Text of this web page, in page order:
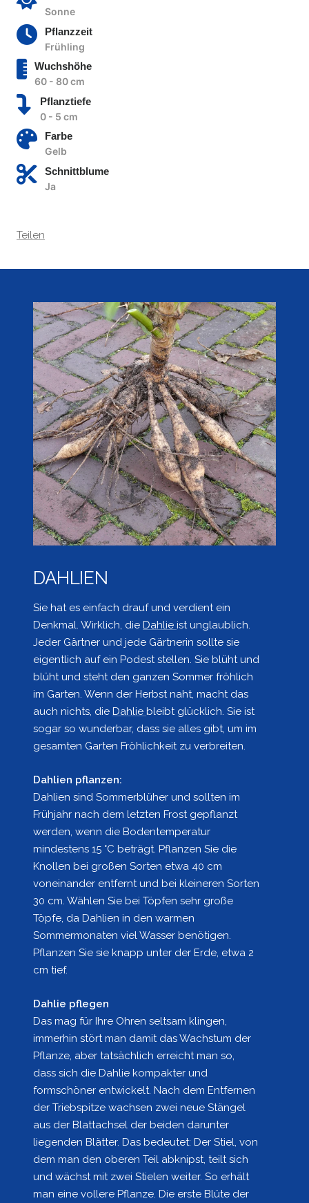
Sonne
Pflanzzeit
Frühling
Wuchshöhe
60 - 80 cm
Pflanztiefe
0 - 5 cm
Farbe
Gelb
Schnittblume
Ja
Teilen
DAHLIEN
Sie hat es einfach drauf und verdient ein
Denkmal. Wirklich, die Dahlie ist unglaublich.
Jeder Gärtner und jede Gärtnerin sollte sie
eigentlich auf ein Podest stellen. Sie blüht und
blüht und steht den ganzen Sommer fröhlich
im Garten. Wenn der Herbst naht, macht das
auch nichts, die Dahlie bleibt glücklich. Sie ist
sogar so wunderbar, dass sie alles gibt, um im
gesamten Garten Fröhlichkeit zu verbreiten.
Dahlien pflanzen:
Dahlien sind Sommerblüher und sollten im
Frühjahr nach dem letzten Frost gepflanzt
werden, wenn die Bodentemperatur
mindestens 15 °C beträgt. Pflanzen Sie die
Knollen bei großen Sorten etwa 40 cm
voneinander entfernt und bei kleineren Sorten
30 cm. Wählen Sie bei Töpfen sehr große
Töpfe, da Dahlien in den warmen
Sommermonaten viel Wasser benötigen.
Pflanzen Sie sie knapp unter der Erde, etwa 2
cm tief.
Dahlie pflegen
Das mag für Ihre Ohren seltsam klingen,
immerhin stört man damit das Wachstum der
Pflanze, aber tatsächlich erreicht man so,
dass sich die Dahlie kompakter und
formschöner entwickelt. Nach dem Entfernen
der Triebspitze wachsen zwei neue Stängel
aus der Blattachsel der beiden darunter
liegenden Blätter. Das bedeutet: Der Stiel, von
dem man den oberen Teil abknipst, teilt sich
und wächst mit zwei Stielen weiter. So erhält
man eine vollere Pflanze. Die erste Blüte der